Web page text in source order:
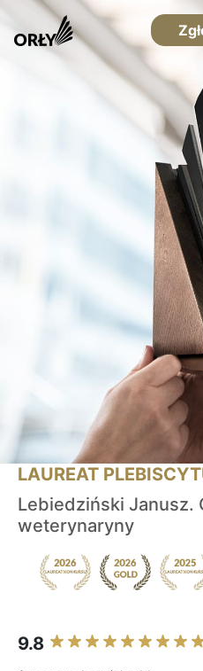
LAUREAT
Lebiedziński Janusz.
weterynaryny
9.8